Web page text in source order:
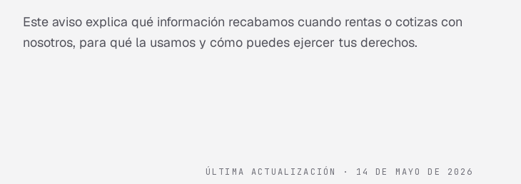
Este aviso explica qué información recabamos cuando rentas o cotizas con
nosotros, para qué la usamos y cómo puedes ejercer tus derechos.
ÚLTIMA ACTUALIZACIÓN · 14 DE MAYO DE 2026